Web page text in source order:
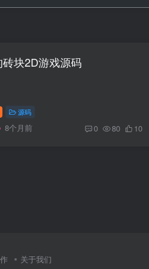
块2D游戏源码
源码
8个月前 0 80 10
关于我们